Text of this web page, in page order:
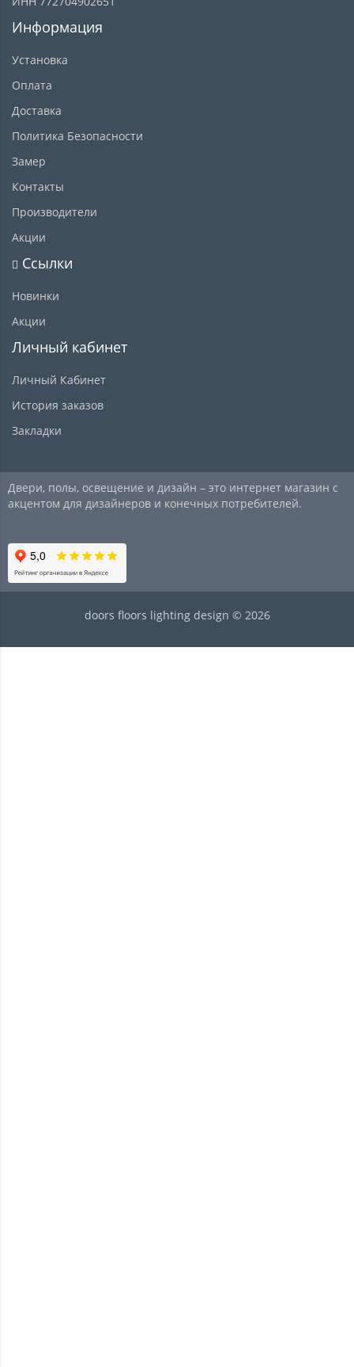
Информация
Установка
Оплата
Доставка
Политика Безопасности
Замер
Контакты
Производители
Акции
Ссылки
Новинки
Акции
Личный кабинет
Личный Кабинет
История заказов
Закладки
Двери, полы, освещение и дизайн – это интернет магазин с
акцентом для дизайнеров и конечных потребителей.
doors floors lighting design © 2026